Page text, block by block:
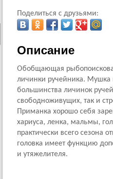
Поделиться с друзьями:
Описание
Обобщающая
личинки ручейника. Мушка
большинства личинок
свободноживущих, так и
Приманка хорошо себя
хариуса, ленка, мальмы,
практически всего сезона
головка имеет функцию
и утяжелителя.